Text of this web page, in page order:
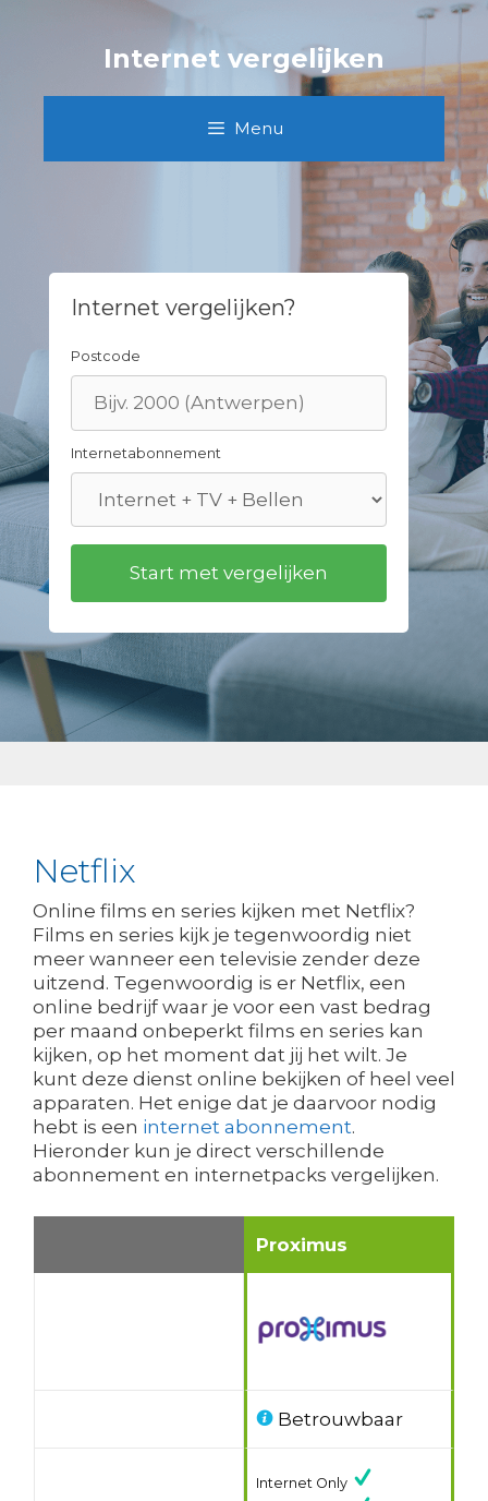
Internet vergelijken
Menu
Internet vergelijken?
Postcode
Internetabonnement
Netflix
Online films en series kijken met Netflix?
Films en series kijk je tegenwoordig niet
meer wanneer een televisie zender deze
uitzend. Tegenwoordig is er Netflix, een
online bedrijf waar je voor een vast bedrag
per maand onbeperkt films en series kan
kijken, op het moment dat jij het wilt. Je
kunt deze dienst online bekijken of heel veel
apparaten. Het enige dat je daarvoor nodig
hebt is een internet abonnement.
Hieronder kun je direct verschillende
abonnement en internetpacks vergelijken.
Proximus
Betrouwbaar
Internet Only